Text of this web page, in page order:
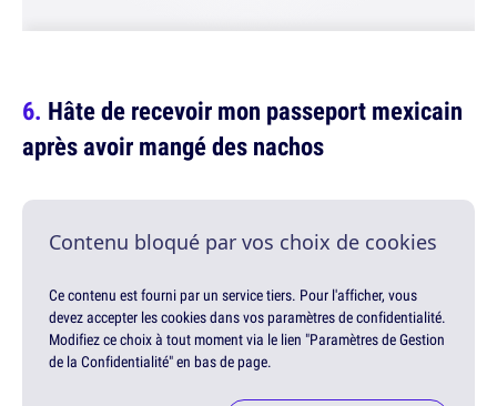
Hâte de recevoir mon passeport mexicain
après avoir mangé des nachos
Contenu bloqué par vos choix de cookies
Ce contenu est fourni par un service tiers. Pour l'afficher, vous
devez accepter les cookies dans vos paramètres de confidentialité.
Modifiez ce choix à tout moment via le lien "Paramètres de Gestion
de la Confidentialité" en bas de page.